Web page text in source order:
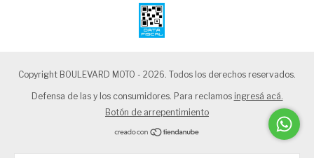
Copyright BOULEVARD MOTO - 2026. Todos los derechos reservados.
Defensa de las y los consumidores. Para reclamos ingresá acá.
Botón de arrepentimiento